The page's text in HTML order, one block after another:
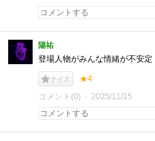
陽祐
登場人物がみんな情緒が不安定
ナイス ★4
コメント(0) 2025/11/15